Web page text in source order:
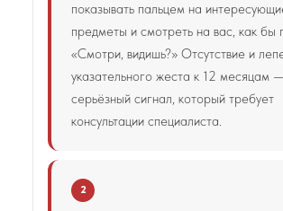
показывать пальцем на
предметы и смотреть на вас, как бы
«Смотри, видишь?» Отсутствие и
указательного жеста к 12 месяцам —
серьёзный сигнал, который требует
консультации специалиста.
2